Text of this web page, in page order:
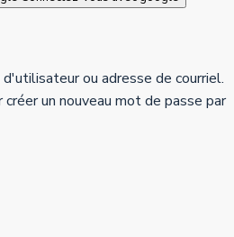
ou adresse de courriel.
un nouveau mot de passe par